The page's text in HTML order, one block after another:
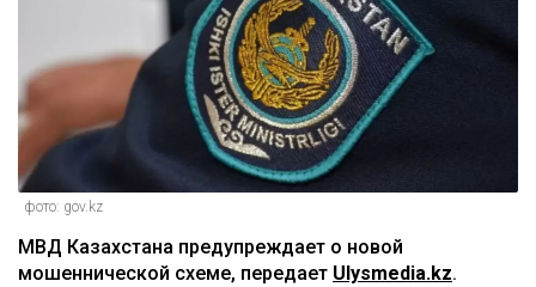
фото: gov.kz
МВД Казахстана предупреждает о новой
мошеннической схеме, передает Ulysmedia.kz.